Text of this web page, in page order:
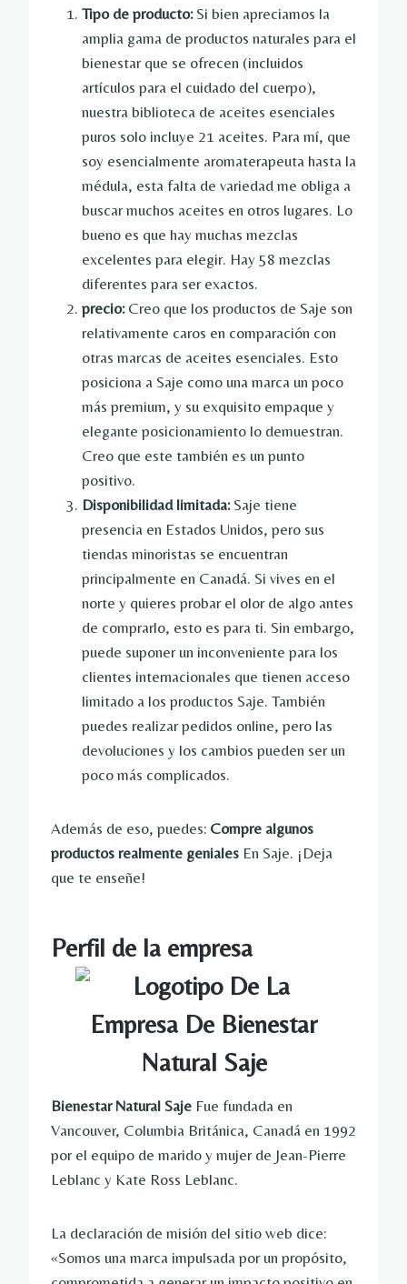
Tipo de producto: Si bien apreciamos la
amplia gama de productos naturales para el
bienestar que se ofrecen (incluidos
artículos para el cuidado del cuerpo),
nuestra biblioteca de aceites esenciales
puros solo incluye 21 aceites. Para mí, que
soy esencialmente aromaterapeuta hasta la
médula, esta falta de variedad me obliga a
buscar muchos aceites en otros lugares. Lo
bueno es que hay muchas mezclas
excelentes para elegir. Hay 58 mezclas
diferentes para ser exactos.
precio:Creo que los productos de Saje son
relativamente caros en comparación con
otras marcas de aceites esenciales. Esto
posiciona a Saje como una marca un poco
más premium, y su exquisito empaque y
elegante posicionamiento lo demuestran.
Creo que este también es un punto
positivo.
Disponibilidad limitada:Saje tiene
presencia en Estados Unidos, pero sus
tiendas minoristas se encuentran
principalmente en Canadá. Si vives en el
norte y quieres probar el olor de algo antes
de comprarlo, esto es para ti. Sin embargo,
puede suponer un inconveniente para los
clientes internacionales que tienen acceso
limitado a los productos Saje. También
puedes realizar pedidos online, pero las
devoluciones y los cambios pueden ser un
poco más complicados.
Además de eso, puedes: Compre algunos
productos realmente geniales En Saje. ¡Deja
que te enseñe!
Perfil de la empresa
Bienestar Natural Saje Fue fundada en
Vancouver, Columbia Británica, Canadá en 1992
por el equipo de marido y mujer de Jean-Pierre
Leblanc y Kate Ross Leblanc.
La declaración de misión del sitio web dice:
«Somos una marca impulsada por un propósito,